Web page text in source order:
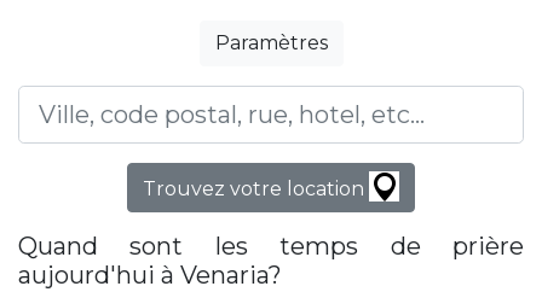
Paramètres
Trouvez votre location
Quand sont les temps de prière
aujourd'hui à Venaria?